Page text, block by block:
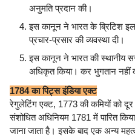
अनुमति प्रदान की।
इस कानून ने भारत के ब्रिटिश
प्रचार-प्रसार की व्यवस्था दी।
इस कानून ने भारत की स्थानीय
अधिकृत किया। कर भुगतान नहीं
1784 का पिट्स इंडिया एक्ट
रेगुलेटिंग एक्ट, 1773 की कमियों को
संशोधित अधिनियम 1781 में पारित
जाना जाता है। इसके बाद एक अन्य